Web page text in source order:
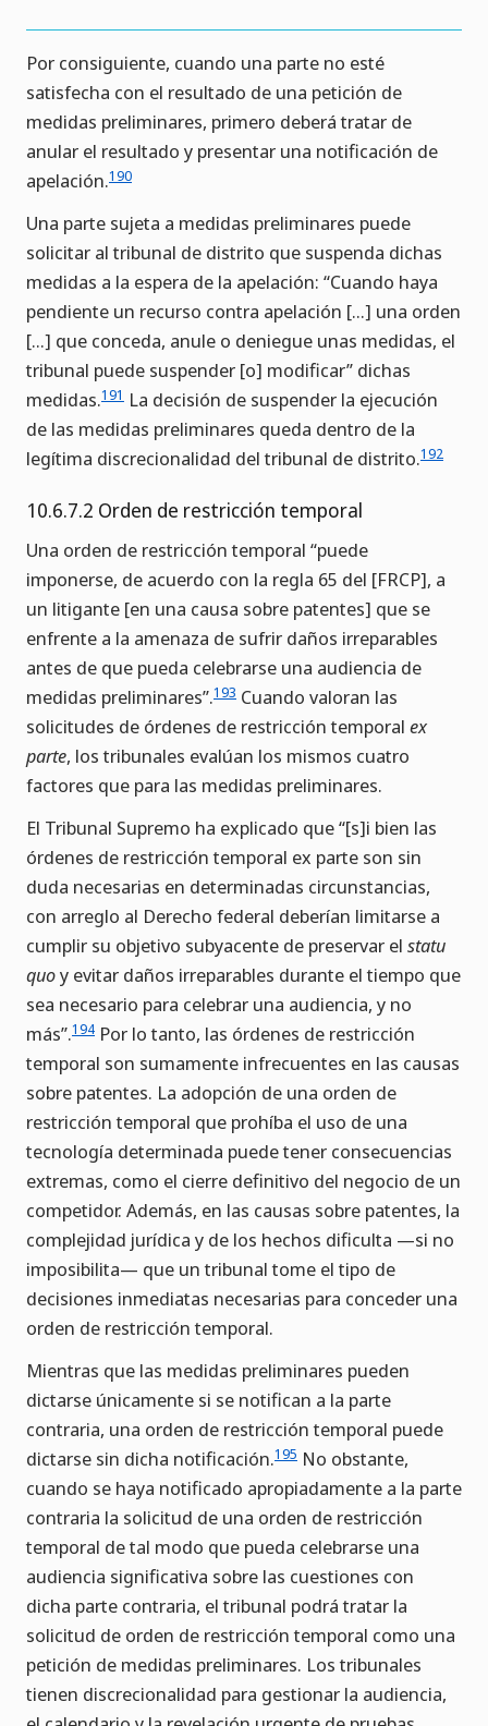
Por consiguiente, cuando una parte no esté
satisfecha con el resultado de una petición de
medidas preliminares, primero deberá tratar de
anular el resultado y presentar una notificación de
apelación.190
Una parte sujeta a medidas preliminares puede
solicitar al tribunal de distrito que suspenda dichas
medidas a la espera de la apelación: “Cuando haya
pendiente un recurso contra apelación […] una orden
[…] que conceda, anule o deniegue unas medidas, el
tribunal puede suspender [o] modificar” dichas
medidas.191 La decisión de suspender la ejecución
de las medidas preliminares queda dentro de la
legítima discrecionalidad del tribunal de distrito.192
10.6.7.2 Orden de restricción temporal
Una orden de restricción temporal “puede
imponerse, de acuerdo con la regla 65 del [FRCP], a
un litigante [en una causa sobre patentes] que se
enfrente a la amenaza de sufrir daños irreparables
antes de que pueda celebrarse una audiencia de
medidas preliminares”.193 Cuando valoran las
solicitudes de órdenes de restricción temporal ex
parte, los tribunales evalúan los mismos cuatro
factores que para las medidas preliminares.
El Tribunal Supremo ha explicado que “[s]i bien las
órdenes de restricción temporal ex parte son sin
duda necesarias en determinadas circunstancias,
con arreglo al Derecho federal deberían limitarse a
cumplir su objetivo subyacente de preservar el statu
quoy evitar daños irreparables durante el tiempo que
sea necesario para celebrar una audiencia, y no
más”.194 Por lo tanto, las órdenes de restricción
temporal son sumamente infrecuentes en las causas
sobre patentes. La adopción de una orden de
restricción temporal que prohíba el uso de una
tecnología determinada puede tener consecuencias
extremas, como el cierre definitivo del negocio de un
competidor. Además, en las causas sobre patentes, la
complejidad jurídica y de los hechos dificulta —si no
imposibilita— que un tribunal tome el tipo de
decisiones inmediatas necesarias para conceder una
orden de restricción temporal.
Mientras que las medidas preliminares pueden
dictarse únicamente si se notifican a la parte
contraria, una orden de restricción temporal puede
dictarse sin dicha notificación.195 No obstante,
cuando se haya notificado apropiadamente a la parte
contraria la solicitud de una orden de restricción
temporal de tal modo que pueda celebrarse una
audiencia significativa sobre las cuestiones con
dicha parte contraria, el tribunal podrá tratar la
solicitud de orden de restricción temporal como una
petición de medidas preliminares. Los tribunales
tienen discrecionalidad para gestionar la audiencia,